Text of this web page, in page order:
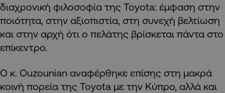
διαχρονική φιλοσοφία της Toyota: έμφαση στην
ποιότητα, στην αξιοπιστία, στη συνεχή βελτίωση
και στην αρχή ότι ο πελάτης βρίσκεται πάντα στο
επίκεντρο.
Ο κ. Ouzounian αναφέρθηκε επίσης στη μακρά
κοινή πορεία της Toyota με την Κύπρο, αλλά και